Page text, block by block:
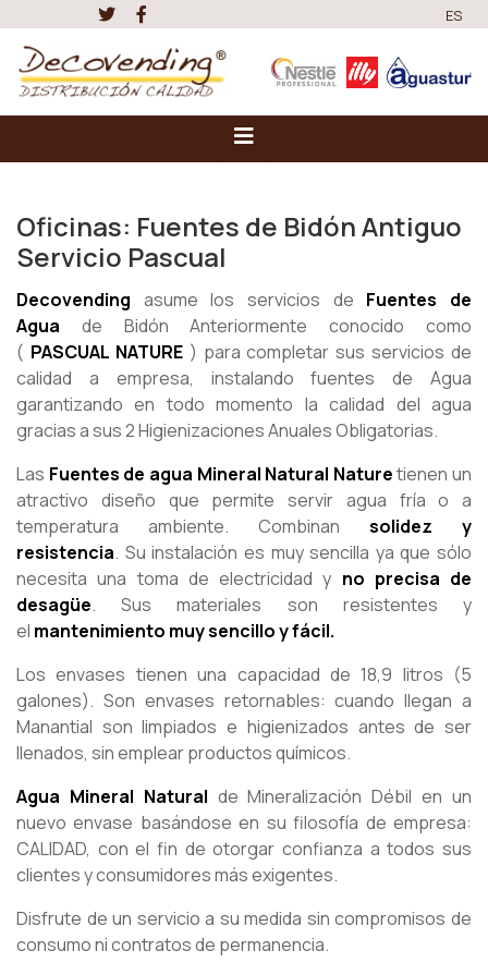
ES
Oficinas: Fuentes de Bidón Antiguo
Servicio Pascual
Decovending asume los servicios de Fuentes de
Agua de Bidón Anteriormente conocido como
( PASCUAL NATURE) para completar sus servicios de
calidad a empresa, instalando fuentes de Agua
garantizando en todo momento la calidad del agua
gracias a sus 2 Higienizaciones Anuales Obligatorias.
Las Fuentes de agua Mineral Natural Naturetienen un
atractivo diseño que permite servir agua fría o a
temperatura ambiente. Combinan solidez y
resistencia. Su instalación es muy sencilla ya que sólo
necesita una toma de electricidad y no precisa de
desagüe. Sus materiales son resistentes y
el mantenimiento muy sencillo y fácil.
Los envases tienen una capacidad de 18,9 litros (5
galones). Son envases retornables: cuando llegan a
Manantial son limpiados e higienizados antes de ser
llenados, sin emplear productos químicos.
Agua Mineral Natural de Mineralización Débil en un
nuevo envase basándose en su filosofía de empresa:
CALIDAD, con el fin de otorgar confianza a todos sus
clientes y consumidores más exigentes.
Disfrute de un servicio a su medida sin compromisos de
consumo ni contratos de permanencia.